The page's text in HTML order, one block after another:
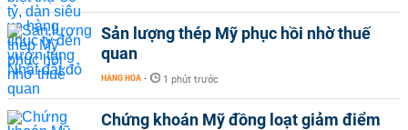
Sản lượng thép Mỹ phục hồi nhờ thuế
quan
HÀNG HÓA - 1 phút trước
Chứng khoán Mỹ đồng loạt giảm điểm